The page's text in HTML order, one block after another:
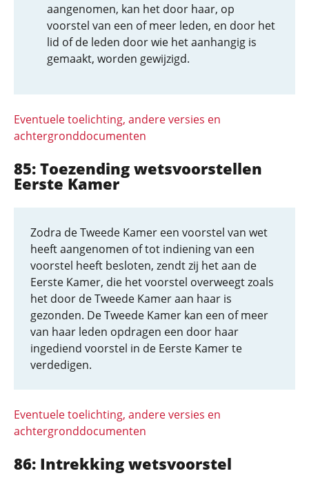
aangenomen, kan het door haar, op
voorstel van een of meer leden, en door het
lid of de leden door wie het aanhangig is
gemaakt, worden gewijzigd.
Eventuele toelichting, andere versies en
achtergronddocumenten
85: Toezending wetsvoorstellen
Eerste Kamer
Zodra de Tweede Kamer een voorstel van wet
heeft aangenomen of tot indiening van een
voorstel heeft besloten, zendt zij het aan de
Eerste Kamer, die het voorstel overweegt zoals
het door de Tweede Kamer aan haar is
gezonden. De Tweede Kamer kan een of meer
van haar leden opdragen een door haar
ingediend voorstel in de Eerste Kamer te
verdedigen.
Eventuele toelichting, andere versies en
achtergronddocumenten
86: Intrekking wetsvoorstel